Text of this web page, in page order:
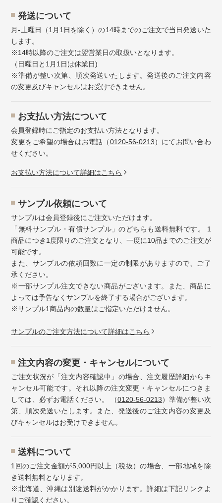
発送について
月-土曜日（1月1日を除く）の14時までのご注文で当日発送いた
します。
※14時以降のご注文は翌営業日の取扱いとなります。
（日曜日と1月1日は休業日)
※準備が整い次第、順次発送いたします。発送後のご注文内容
の変更及びキャンセルはお受けできません。
お⽀払い⽅法について
会員登録時にご指定のお支払い方法となります。
変更をご希望の場合はお電話（0120-56-0213）にてお問い合わ
せください。
お⽀払い⽅法について詳細はこちら
サンプル依頼について
サンプルは会員登録後にご注文いただけます。
「無料サンプル・有償サンプル」のどちらも送料無料です。 1
商品につき1度限りのご注文となり、一度に10品までのご注文が
可能です。
また、サンプルの依頼回数に一定の制限がありますので、ご了
承ください。
※一部サンプル注文できない商品がございます。また、商品に
よっては予告なくサンプルを終了する場合がございます。
※サンプル1商品内の数量はご指定いただけません。
サンプルのご注文方法について詳細はこちら
注⽂内容の変更・キャンセルについて
ご注文状況が「注文内容確認中」の場合、注文履歴詳細からキ
ャンセル可能です。それ以降の注文変更・キャンセルにつきま
しては、必ずお電話ください。 （0120-56-0213）準備が整い次
第、順次発送いたします。また、発送後のご注文内容の変更及
びキャンセルはお受けできません。
送料について
1回のご注文金額が5,000円以上（税抜）の場合、一部地域を除
き送料無料となります。
※北海道、沖縄は別途送料がかかります。詳細は下記リンクよ
りご確認ください。